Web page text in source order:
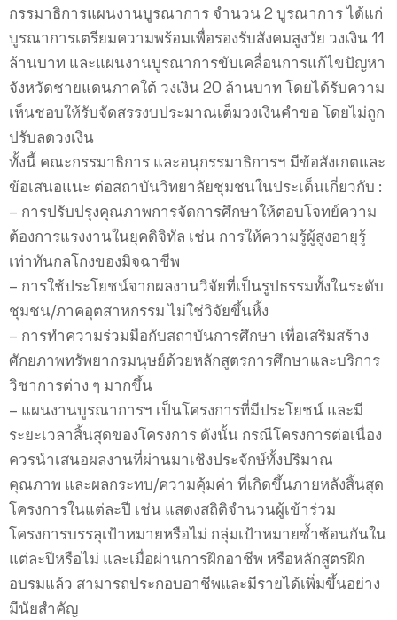
กรรมาธิการแผนงานบูรณาการ จำนวน 2 บูรณาการ ได้แก่
บูรณาการเตรียมความพร้อมเพื่อรองรับสังคมสูงวัย วงเงิน 11
ล้านบาท และแผนงานบูรณาการขับเคลื่อนการแก้ไขปัญหา
จังหวัดชายแดนภาคใต้ วงเงิน 20 ล้านบาท โดยได้รับความ
เห็นชอบให้รับจัดสรรงบประมาณเต็มวงเงินคำขอ โดยไม่ถูก
ปรับลดวงเงิน
ทั้งนี้ คณะกรรมาธิการ และอนุกรรมาธิการฯ มีข้อสังเกตและ
ข้อเสนอแนะ ต่อสถาบันวิทยาลัยชุมชนในประเด็นเกี่ยวกับ :
– การปรับปรุงคุณภาพการจัดการศึกษาให้ตอบโจทย์ความ
ต้องการแรงงานในยุคดิจิทัล เช่น การให้ความรู้ผู้สูงอายุรู้
เท่าทันกลโกงของมิจฉาชีพ
– การใช้ประโยชน์จากผลงานวิจัยที่เป็นรูปธรรมทั้งในระดับ
ชุมชน/ภาคอุตสาหกรรม ไม่ใช่วิจัยขึ้นหิ้ง
– การทำความร่วมมือกับสถาบันการศึกษา เพื่อเสริมสร้าง
ศักยภาพทรัพยากรมนุษย์ด้วยหลักสูตรการศึกษาและบริการ
วิชาการต่าง ๆ มากขึ้น
– แผนงานบูรณาการฯ เป็นโครงการที่มีประโยชน์ และมี
ระยะเวลาสิ้นสุดของโครงการ ดังนั้น กรณีโครงการต่อเนื่อง
ควรนำเสนอผลงานที่ผ่านมาเชิงประจักษ์ทั้งปริมาณ
คุณภาพ และผลกระทบ/ความคุ้มค่า ที่เกิดขึ้นภายหลังสิ้นสุด
โครงการในแต่ละปี เช่น แสดงสถิติจำนวนผู้เข้าร่วม
โครงการบรรลุเป้าหมายหรือไม่ กลุ่มเป้าหมายซ้ำซ้อนกันใน
แต่ละปีหรือไม่ และเมื่อผ่านการฝึกอาชีพ หรือหลักสูตรฝึก
อบรมแล้ว สามารถประกอบอาชีพและมีรายได้เพิ่มขึ้นอย่าง
มีนัยสำคัญ